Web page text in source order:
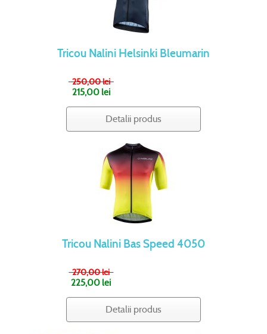
Tricou Nalini Helsinki Bleumarin
250,00 lei
215,00 lei
Detalii produs
Tricou Nalini Bas Speed 4050
270,00 lei
225,00 lei
Detalii produs